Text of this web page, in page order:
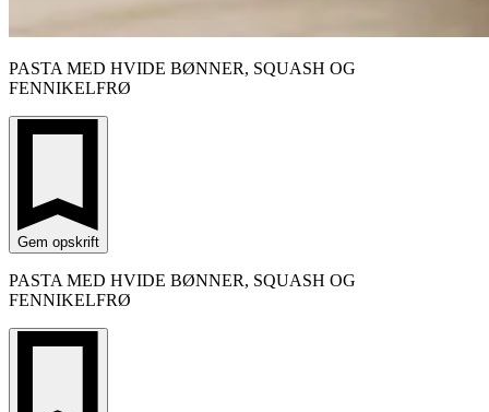
PASTA MED HVIDE BØNNER, SQUASH OG
FENNIKELFRØ
Gem opskrift
PASTA MED HVIDE BØNNER, SQUASH OG
FENNIKELFRØ